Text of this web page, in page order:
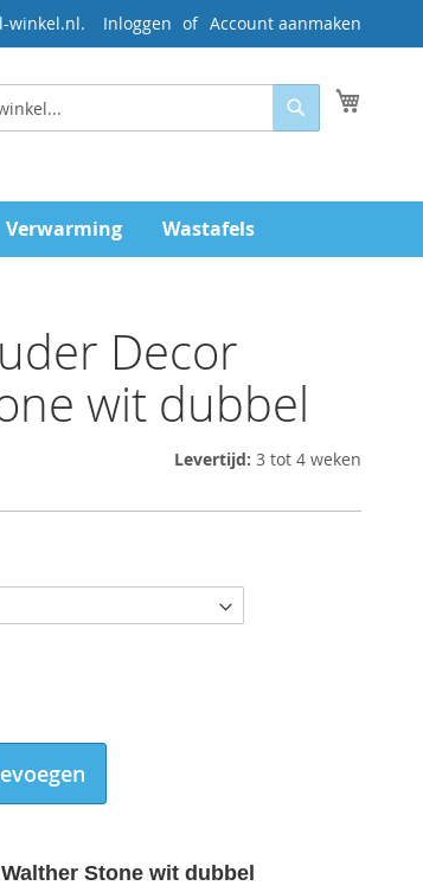
winkel.nl. Inloggen Account aanmaken
Zoeken
Verwarming Wastafels
Decor
wit dubbel
Levertijd: 3 tot 4 weken
Stone wit dubbel